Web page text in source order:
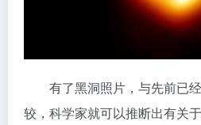
有了黑洞照片，与先前已经
较，科学家就可以推断出有关